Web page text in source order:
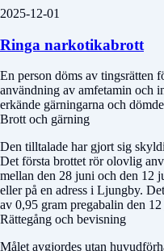
2025-12-01
Ringa narkotikabrott
En person döms av tingsrätten
användning av amfetamin och
erkände gärningarna och
Brott och gärning
Den tilltalade har gjort sig
Det första brottet rör olovlig
mellan den 28 juni och den 12
eller på en adress i Ljungby.
av 0,95 gram pregabalin den
Rättegång och bevisning
Målet avgjordes utan